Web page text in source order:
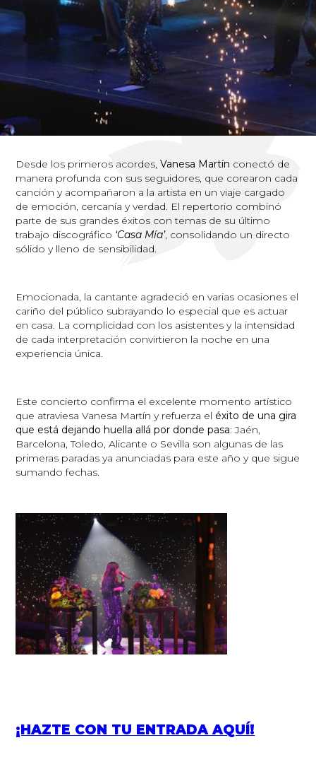
Desde los primeros acordes,Vanesa Martín conectó de
manera profunda con sus seguidores, que corearon cada
canción y acompañaron a la artista en un viaje cargado
de emoción, cercanía y verdad. El repertorio combinó
parte de sus grandes éxitos con temas de su último
trabajo discográfico ‘Casa Mía’, consolidando un directo
sólido y lleno de sensibilidad.
Emocionada, la cantante agradeció en varias ocasiones el
cariño del público subrayando lo especial que es actuar
en casa. La complicidad con los asistentes y la intensidad
de cada interpretación convirtieron la noche en una
experiencia única.
Este concierto confirma el excelente momento artístico
que atraviesa Vanesa Martín y refuerza el éxito de una gira
que está dejando huella allá por donde pasa: Jaén,
Barcelona, Toledo, Alicante o Sevilla son algunas de las
primeras paradas ya anunciadas para este año y que sigue
sumando fechas.
¡HAZTE CON TU ENTRADA AQUÍ!